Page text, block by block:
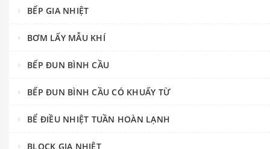
BẾP GIA NHIỆT
BƠM LẤY MẪU KHÍ
BẾP ĐUN BÌNH CẦU
BẾP ĐUN BÌNH CẦU CÓ KHUẤY TỪ
BỂ ĐIỀU NHIỆT TUẦN HOÀN LẠNH
BLOCK GIA NHIỆT